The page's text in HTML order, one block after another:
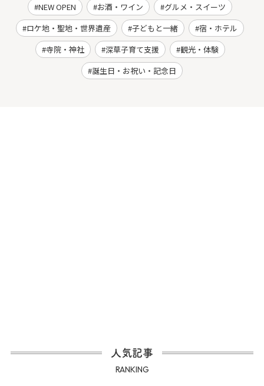
NEW OPEN お酒・ワイン
グルメ・スイーツ
ロケ地・聖地・世界遺産
子どもと一緒
宿・ホテル
寺院・神社
深草子育て支援
観光・体験
誕生日・お祝い・記念日
人気記事
RANKING